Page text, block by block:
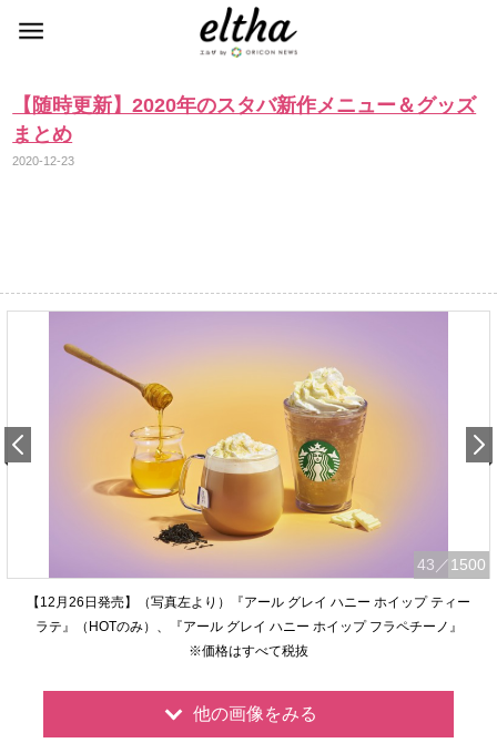
【随時更新】2020年のスタバ新作メニュー＆グッズ
まとめ
2020-12-23
43 ／1500
【12月26日発売】（写真左より）『アール グレイ ハニー ホイップ ティー
ラテ』（HOTのみ）、『アール グレイ ハニー ホイップ フラペチーノ』
※価格はすべて税抜
他の画像をみる